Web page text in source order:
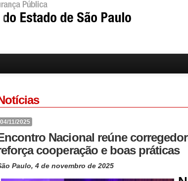
04/11/2025
Nacional reúne
cooperação e boas práticas
Paulo, 4 de novembro de 2025